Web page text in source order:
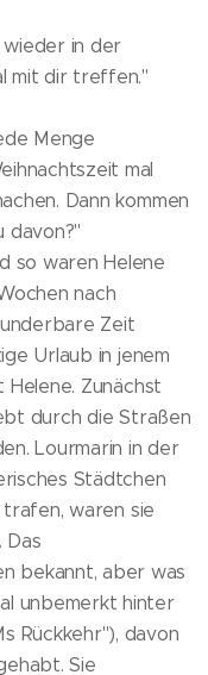
wieder in der
mit dir treffen."
Menge
mal
Dann kommen
davon?"
so waren Helene
nach
Zeit
Urlaub in jenem
Zunächst
durch die Straßen
Lourmarin in der
Städtchen
waren sie
Das
bekannt, aber was
unbemerkt hinter
Rückkehr"), davon
Sie